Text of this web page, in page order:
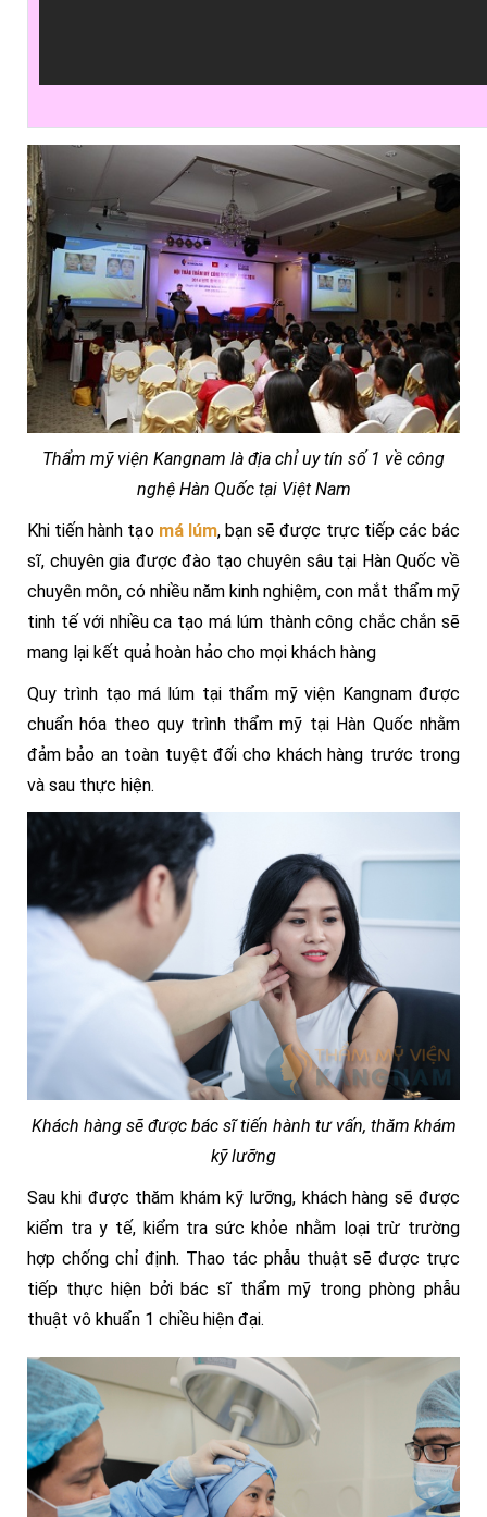
Thẩm mỹ viện Kangnam là địa chỉ uy tín số 1 về công
nghệ Hàn Quốc tại Việt Nam
Khi tiến hành tạo má lúm, bạn sẽ được trực tiếp các bác
sĩ, chuyên gia được đào tạo chuyên sâu tại Hàn Quốc về
chuyên môn, có nhiều năm kinh nghiệm, con mắt thẩm mỹ
tinh tế với nhiều ca tạo má lúm thành công chắc chắn sẽ
mang lại kết quả hoàn hảo cho mọi khách hàng
Quy trình tạo má lúm tại thẩm mỹ viện Kangnam được
chuẩn hóa theo quy trình thẩm mỹ tại Hàn Quốc nhằm
đảm bảo an toàn tuyệt đối cho khách hàng trước trong
và sau thực hiện.
Khách hàng sẽ được bác sĩ tiến hành tư vấn, thăm khám
kỹ lưỡng
Sau khi được thăm khám kỹ lưỡng, khách hàng sẽ được
kiểm tra y tế, kiểm tra sức khỏe nhằm loại trừ trường
hợp chống chỉ định. Thao tác phẫu thuật sẽ được trực
tiếp thực hiện bởi bác sĩ thẩm mỹ trong phòng phẫu
thuật vô khuẩn 1 chiều hiện đại.